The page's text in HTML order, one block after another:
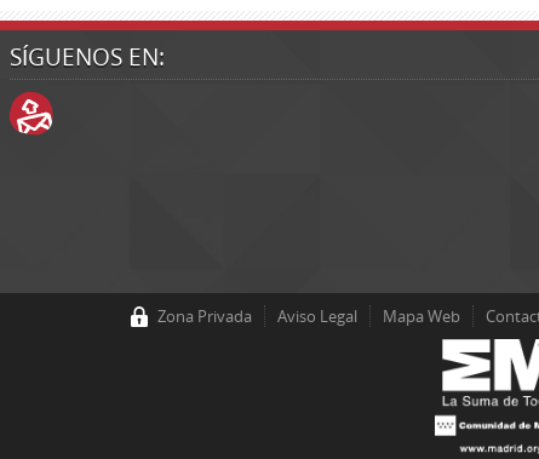
SÍGUENOS EN:
Zona Privada Aviso Legal Mapa Web